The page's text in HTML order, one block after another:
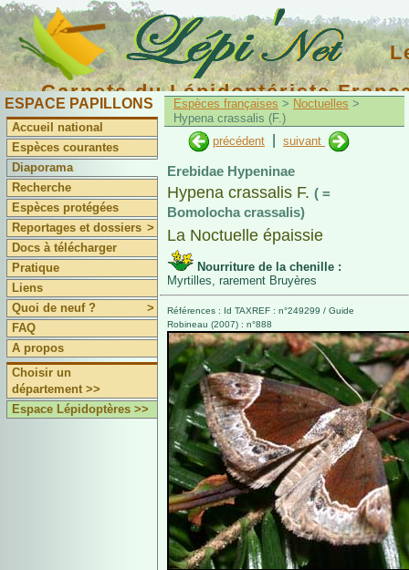
Carnets du Lépidoptériste
ESPACE PAPILLONS
Accueil national
Espèces courantes
Diaporama
Recherche
Espèces protégées
Reportages et dossiers >
Docs à télécharger
Pratique
Liens
Quoi de neuf ?
>
FAQ
A propos
Choisir un
département >>
Espace Lépidoptères >>
Espèces françaises > Noctuelles >
Hypena crassalis (F.)
précédent
suivant
Erebidae Hypeninae
Hypena crassalis F. ( =
Bomolocha crassalis)
La Noctuelle épaissie
Nourriture de la chenille :
Myrtilles, rarement Bruyères
Références : Id TAXREF : n°249299 / Guide
Robineau (2007) : n°888